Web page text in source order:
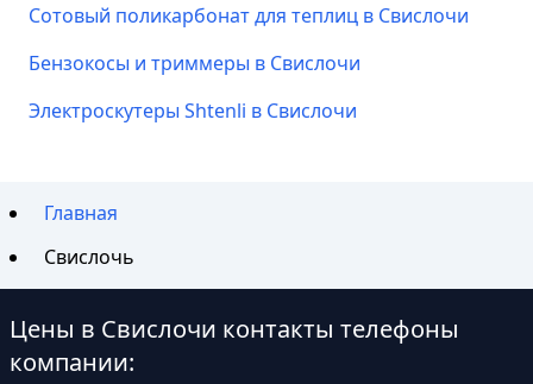
Сотовый поликарбонат для теплиц в Свислочи
Бензокосы и триммеры в Свислочи
Электроскутеры Shtenli в Свислочи
Главная
Свислочь
Цены в Свислочи контакты телефоны
компании: